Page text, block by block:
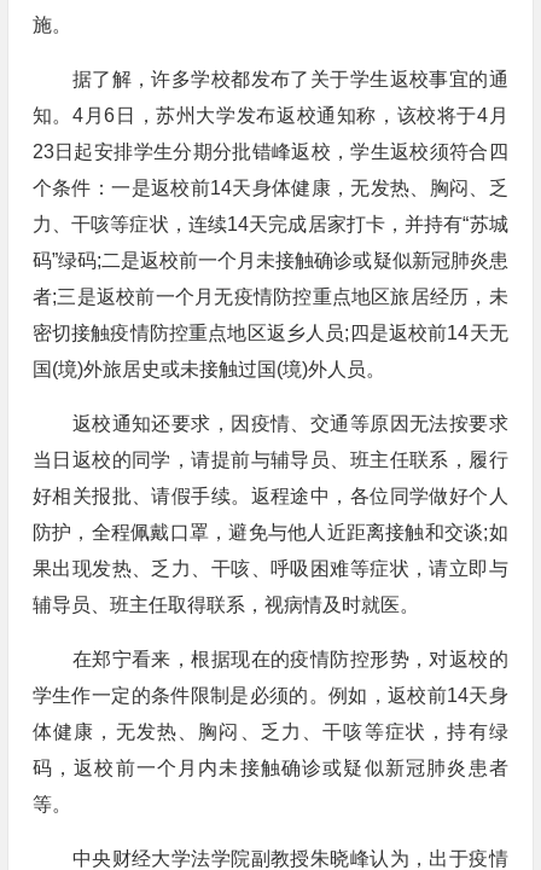
施。
据了解，许多学校都发布了关于学生返校事宜的通
知。4月6日，苏州大学发布返校通知称，该校将于4月
23日起安排学生分期分批错峰返校，学生返校须符合四
个条件：一是返校前14天身体健康，无发热、胸闷、乏
力、干咳等症状，连续14天完成居家打卡，并持有“苏城
码”绿码;二是返校前一个月未接触确诊或疑似新冠肺炎患
者;三是返校前一个月无疫情防控重点地区旅居经历，未
密切接触疫情防控重点地区返乡人员;四是返校前14天无
国(境)外旅居史或未接触过国(境)外人员。
返校通知还要求，因疫情、交通等原因无法按要求
当日返校的同学，请提前与辅导员、班主任联系，履行
好相关报批、请假手续。返程途中，各位同学做好个人
防护，全程佩戴口罩，避免与他人近距离接触和交谈;如
果出现发热、乏力、干咳、呼吸困难等症状，请立即与
辅导员、班主任取得联系，视病情及时就医。
在郑宁看来，根据现在的疫情防控形势，对返校的
学生作一定的条件限制是必须的。例如，返校前14天身
体健康，无发热、胸闷、乏力、干咳等症状，持有绿
码，返校前一个月内未接触确诊或疑似新冠肺炎患者
等。
中央财经大学法学院副教授朱晓峰认为，出于疫情